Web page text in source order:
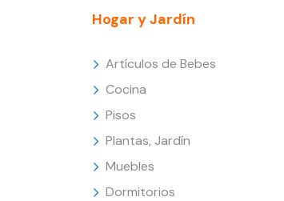
Hogar y Jardín
Artículos de Bebes
Cocina
Pisos
Plantas, Jardín
Muebles
Dormitorios